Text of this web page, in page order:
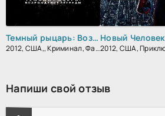
Темный рыцарь: Возрождение легенды
2012, США,, Криминал, Фантастика, Боевик, Триллер, Зарубежный, Драма
Новый
Напиши свой отзыв